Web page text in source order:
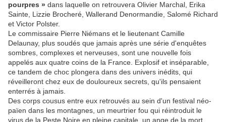
pourpres » dans laquelle on retrouvera Olivier Marchal, Erika
Sainte, Lizzie Brocheré, Wallerand Denormandie, Salomé Richard
et Victor Polster.
Le commissaire Pierre Niémans et le lieutenant Camille
Delaunay, plus soudés que jamais après une série d'enquêtes
sombres, complexes et nerveuses, sont une nouvelle fois
appelés aux quatre coins de la France. Explosif et inséparable,
ce tandem de choc plongera dans des univers inédits, qui
réveilleront chez eux de douloureux secrets, qu'ils pensaient
enterrés à jamais.
Des corps cousus entre eux retrouvés au sein d'un festival néo-
païen dans les montagnes, un meurtrier fou qui réintroduit le
virus de la Peste Noire en pleine capitale, un ange de la mort